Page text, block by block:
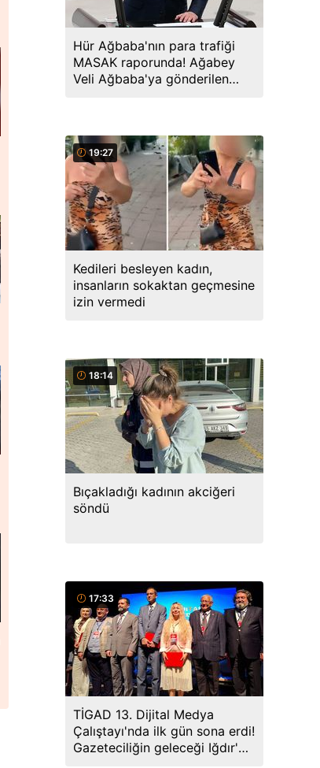
Hür Ağbaba'nın para trafiği
MASAK raporunda! Ağabey
Veli Ağbaba'ya gönderilen
19:27
Kedileri besleyen kadın,
insanların sokaktan geçmesine
izin vermedi
18:14
Bıçakladığı kadının akciğeri
söndü
17:33
TİGAD 13. Dijital Medya
Çalıştayı'nda ilk gün sona erdi!
Gazeteciliğin geleceği Iğdır'da